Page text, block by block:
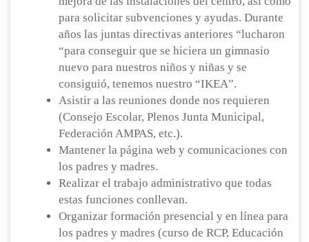
para solicitar subvenciones y ayudas. Durante
años las juntas directivas anteriores “lucharon
“para conseguir que se hiciera un gimnasio
nuevo para nuestros niños y niñas y se
consiguió, tenemos nuestro “IKEA”.
Asistir a las reuniones donde nos requieren
(Consejo Escolar, Plenos Junta Municipal,
Federación AMPAS, etc.).
Mantener la página web y comunicaciones con
los padres y madres.
Realizar el trabajo administrativo que todas
estas funciones conllevan.
Organizar formación presencial y en línea para
los padres y madres (curso de RCP, Educación